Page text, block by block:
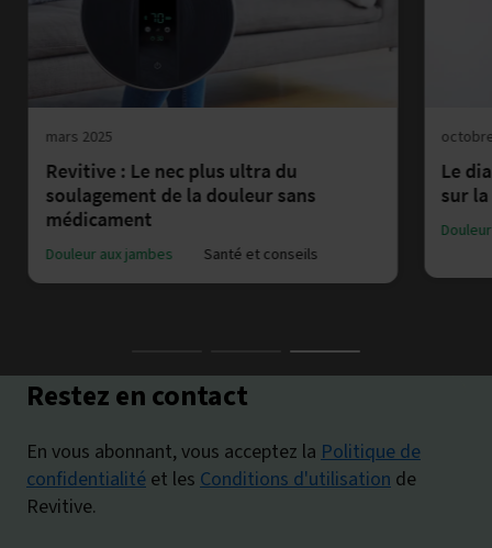
mars 2025
Revitive : Le nec plus ultra du
soulagement de la douleur sans
médicament
Douleur aux jambes Santé et conseils
Le
sur